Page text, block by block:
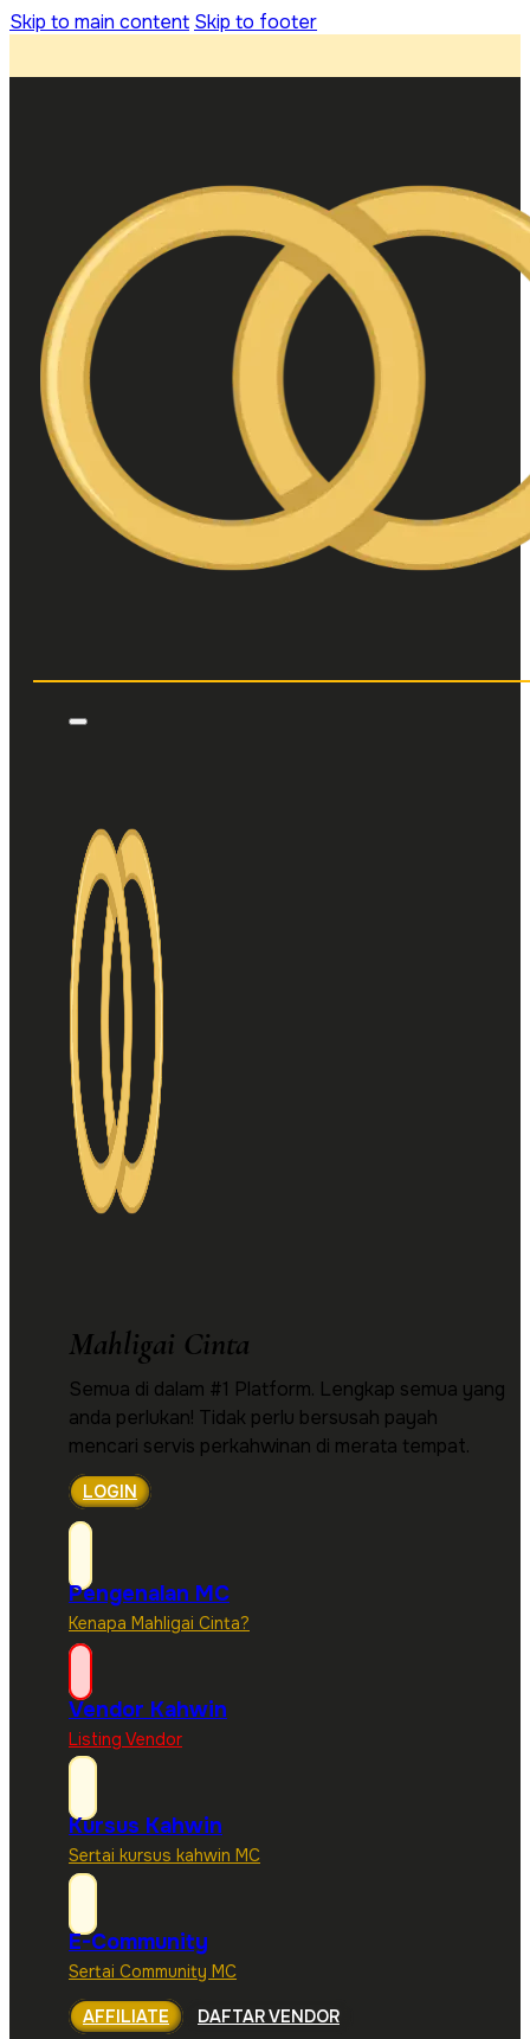
Skip to main content Skip to footer
Mahligai Cinta
Semua di dalam #1 Platform. Lengkap semua yang
anda perlukan! Tidak perlu bersusah payah
mencari servis perkahwinan di merata tempat.
LOGIN
Pengenalan MC
Kenapa Mahligai Cinta?
Vendor Kahwin
Listing Vendor
Kursus Kahwin
Sertai kursus kahwin MC
E-Community
Sertai Community MC
AFFILIATE DAFTAR VENDOR